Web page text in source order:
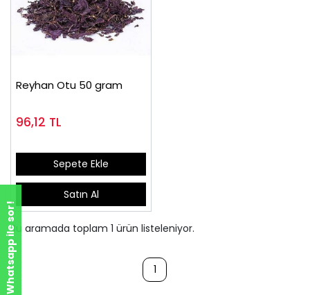
Reyhan Otu 50 gram
96,12 TL
Sepete Ekle
Satın Al
Bu aramada toplam 1 ürün listeleniyor.
1
Whatsapp ile sor!